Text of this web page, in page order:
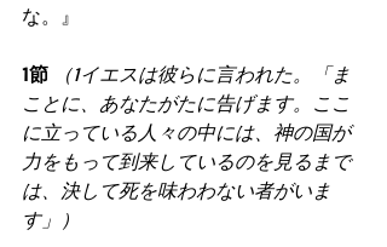
な。』
1節
（1イエスは彼らに言われた。「ま
ことに、あなたがたに告げます。ここ
に立っている人々の中には、神の国が
力をもって到来しているのを見るまで
は、決して死を味わわない者がいま
す」）